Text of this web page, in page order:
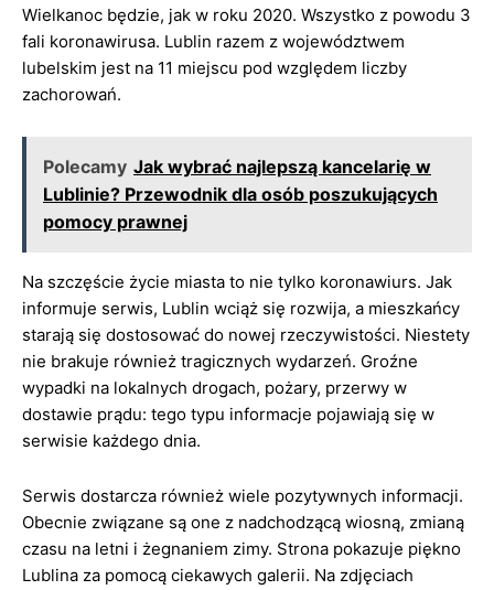
Wielkanoc będzie, jak w roku 2020. Wszystko z powodu 3
fali koronawirusa. Lublin razem z województwem
lubelskim jest na 11 miejscu pod względem liczby
zachorowań.
Polecamy Jak wybrać najlepszą kancelarię w
Lublinie? Przewodnik dla osób poszukujących
pomocy prawnej
Na szczęście życie miasta to nie tylko koronawiurs. Jak
informuje serwis, Lublin wciąż się rozwija, a mieszkańcy
starają się dostosować do nowej rzeczywistości. Niestety
nie brakuje również tragicznych wydarzeń. Groźne
wypadki na lokalnych drogach, pożary, przerwy w
dostawie prądu: tego typu informacje pojawiają się w
serwisie każdego dnia.
Serwis dostarcza również wiele pozytywnych informacji.
Obecnie związane są one z nadchodzącą wiosną, zmianą
czasu na letni i żegnaniem zimy. Strona pokazuje piękno
Lublina za pomocą ciekawych galerii. Na zdjęciach